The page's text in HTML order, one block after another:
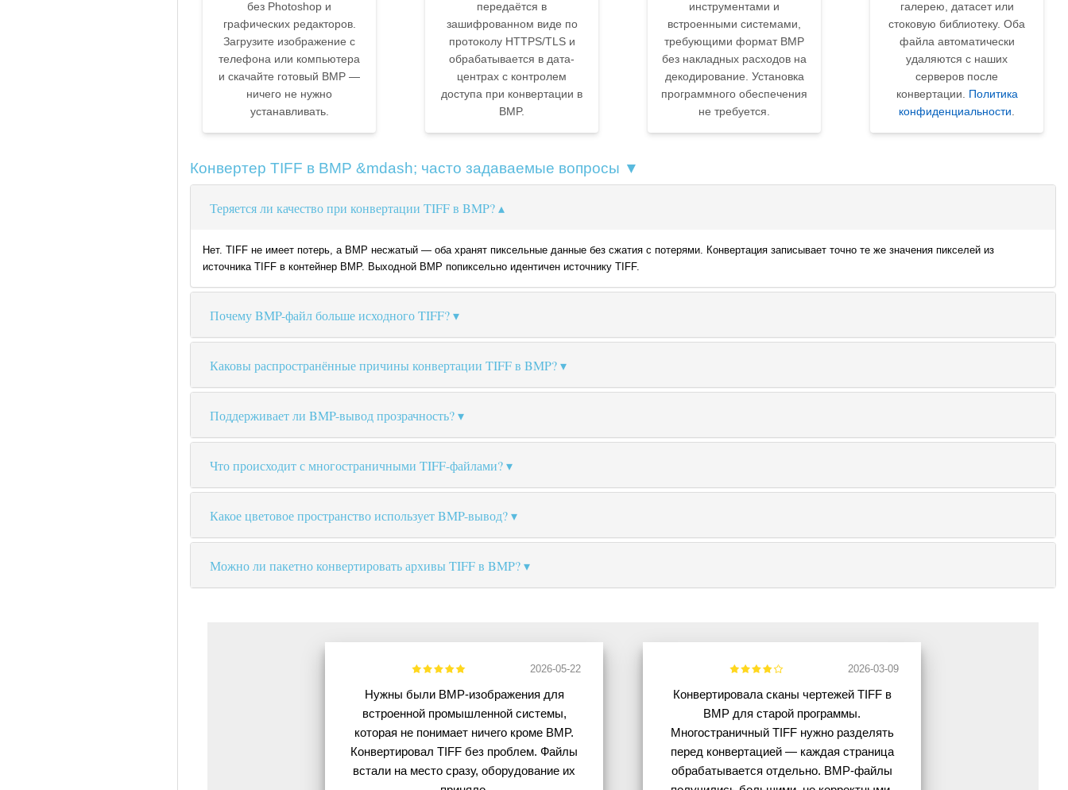
без Photoshop и
графических редакторов.
Загрузите изображение с
телефона или компьютера
и скачайте готовый BMP —
ничего не нужно
устанавливать.
передаётся в
зашифрованном виде по
протоколу HTTPS/TLS и
обрабатывается в дата-
центрах с контролем
доступа при конвертации в
BMP.
инструментами и
встроенными системами,
требующими формат BMP
без накладных расходов на
декодирование. Установка
программного обеспечения
не требуется.
галерею, датасет или
стоковую библиотеку. Оба
файла автоматически
удаляются с наших
серверов после
конвертации. Политика
конфиденциальности.
Конвертер TIFF в BMP &mdash; часто задаваемые вопросы ▼
Теряется ли качество при конвертации TIFF в BMP?
Нет. TIFF не имеет потерь, а BMP несжатый — оба хранят пиксельные данные без сжатия с потерями. Конвертация записывает точно те же значения пикселей из
источника TIFF в контейнер BMP. Выходной BMP попиксельно идентичен источнику TIFF.
Почему BMP-файл больше исходного TIFF?
Каковы распространённые причины конвертации TIFF в BMP?
Поддерживает ли BMP-вывод прозрачность?
Что происходит с многостраничными TIFF-файлами?
Какое цветовое пространство использует BMP-вывод?
Можно ли пакетно конвертировать архивы TIFF в BMP?
2026-05-22
Нужны были BMP-изображения для
встроенной промышленной системы,
которая не понимает ничего кроме BMP.
Конвертировал TIFF без проблем. Файлы
встали на место сразу, оборудование их
2026-03-09
Конвертировала сканы чертежей TIFF в
BMP для старой программы.
Многостраничный TIFF нужно разделять
перед конвертацией — каждая страница
обрабатывается отдельно. BMP-файлы